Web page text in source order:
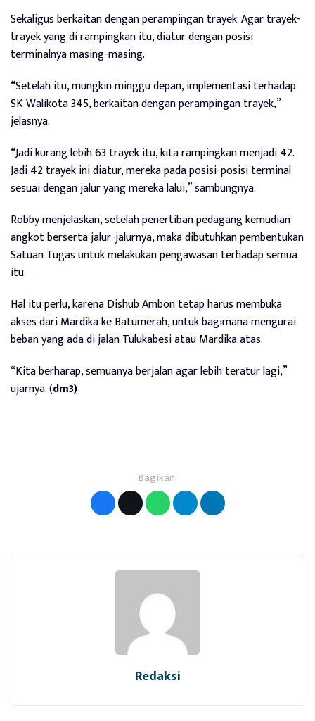
Sekaligus berkaitan dengan perampingan trayek. Agar trayek-
trayek yang di rampingkan itu, diatur dengan posisi
terminalnya masing-masing.
“Setelah itu, mungkin minggu depan, implementasi terhadap
SK Walikota 345, berkaitan dengan perampingan trayek,”
jelasnya.
“Jadi kurang lebih 63 trayek itu, kita rampingkan menjadi 42.
Jadi 42 trayek ini diatur, mereka pada posisi-posisi terminal
sesuai dengan jalur yang mereka lalui,” sambungnya.
Robby menjelaskan, setelah penertiban pedagang kemudian
angkot berserta jalur-jalurnya, maka dibutuhkan pembentukan
Satuan Tugas untuk melakukan pengawasan terhadap semua
itu.
Hal itu perlu, karena Dishub Ambon tetap harus membuka
akses dari Mardika ke Batumerah, untuk bagimana mengurai
beban yang ada di jalan Tulukabesi atau Mardika atas.
“Kita berharap, semuanya berjalan agar lebih teratur lagi,”
ujarnya. (dm3)
Bagikan:
Redaksi